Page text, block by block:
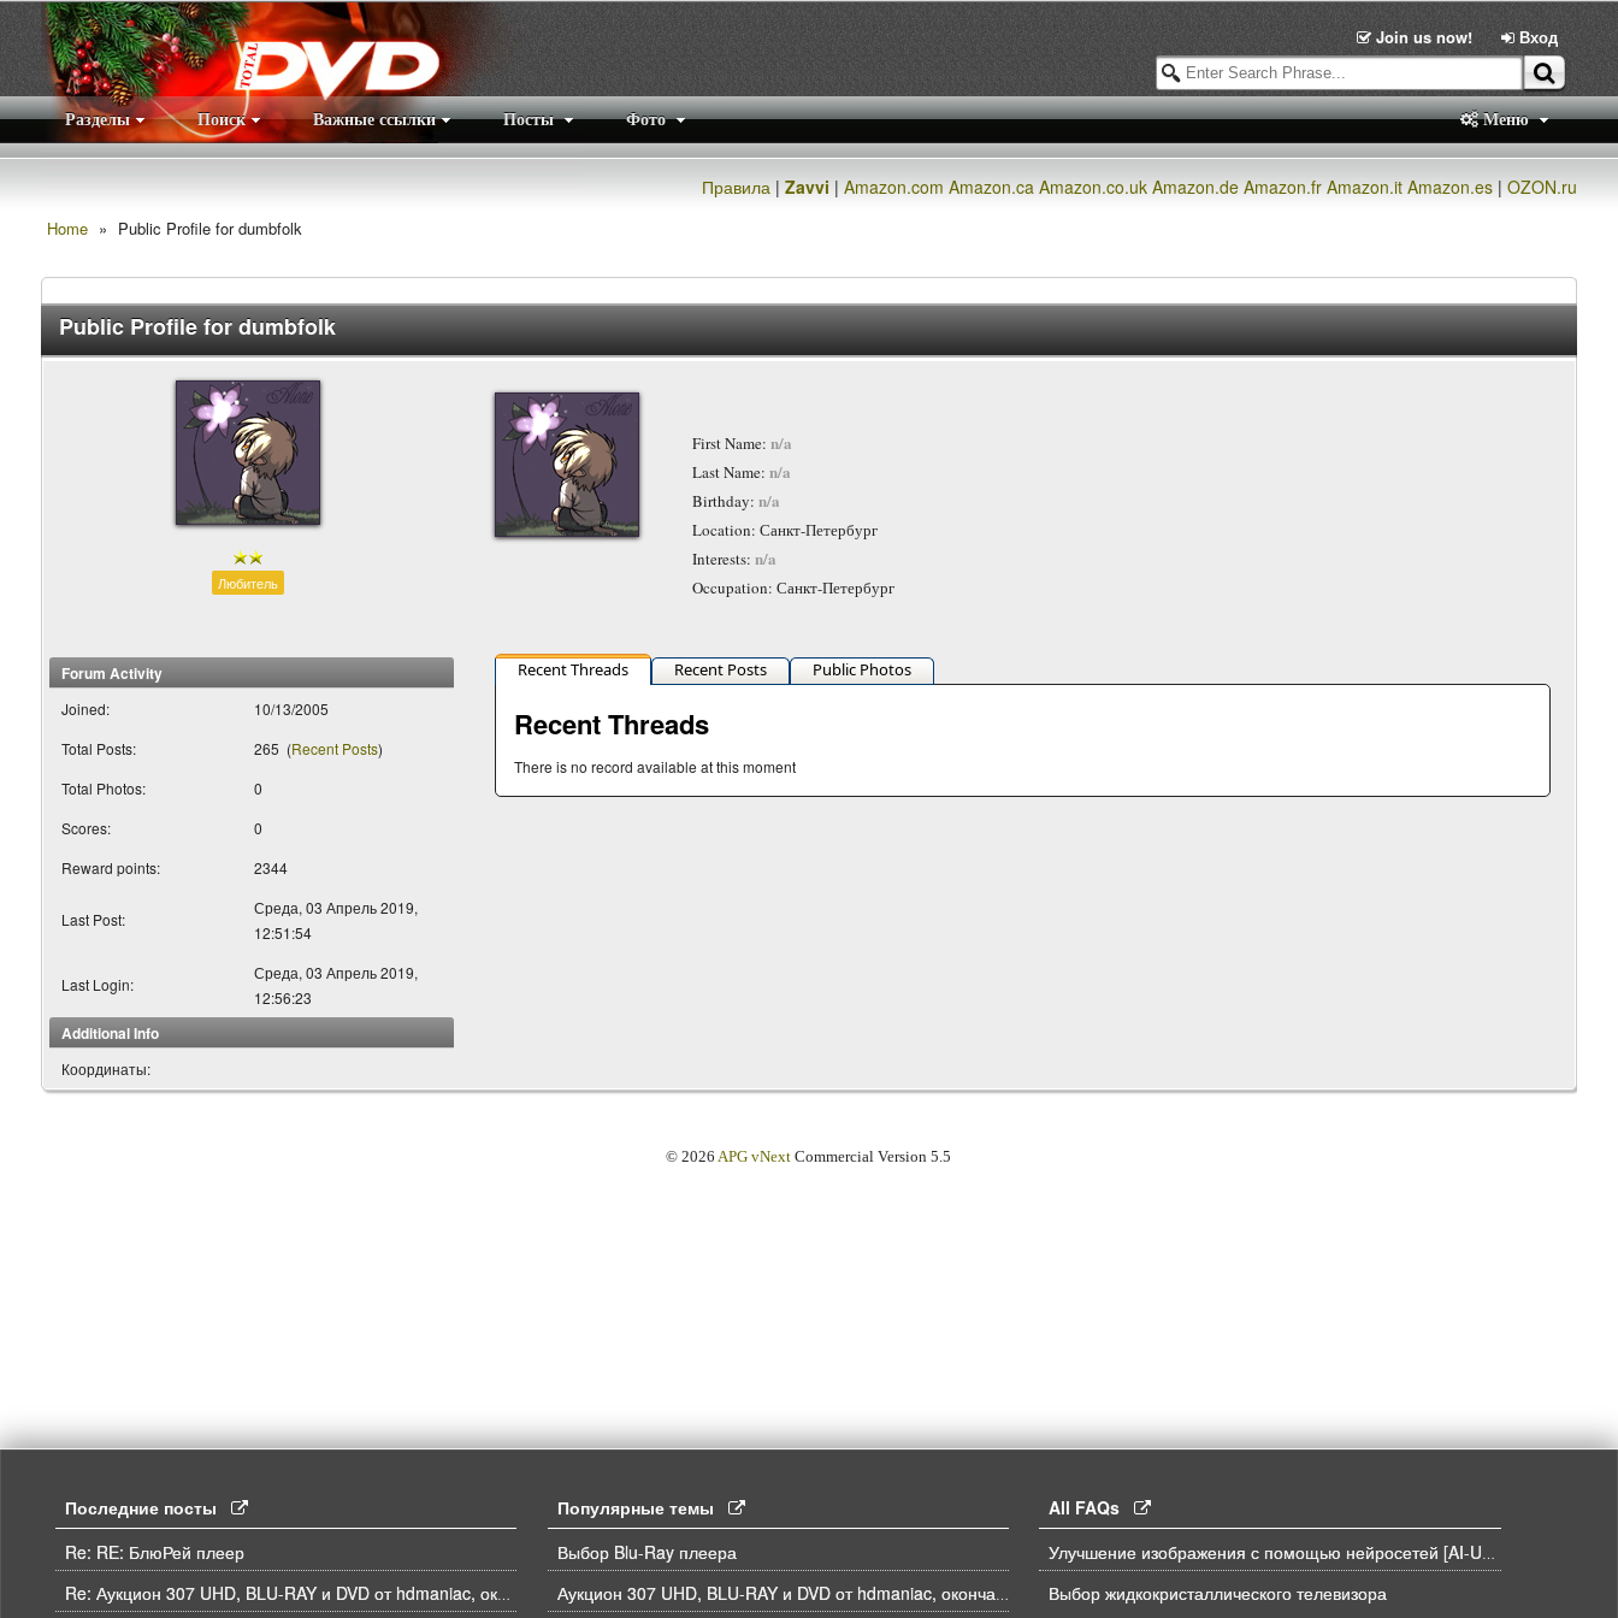
Join us now! Вход
Разделы Поиск Важные ссылки Посты Фото Меню
Правила |Zavvi |Amazon.com Amazon.ca Amazon.co.uk Amazon.de Amazon.fr Amazon.it Amazon.es |OZON.ru
Home » Public Profile for dumbfolk
Public Profile for dumbfolk
Любитель
Forum Activity
Joined:
10/13/2005
Total Posts:
265 (Recent Posts)
Total Photos:
0
Scores:
0
Reward points:
2344
Last Post:
Среда, 03 Апрель 2019,
12:51:54
Last Login:
Среда, 03 Апрель 2019,
12:56:23
Additional Info
Координаты:
First Name: n/a
Last Name: n/a
Birthday: n/a
Location: Санкт-Петербург
Interests: n/a
Occupation: Санкт-Петербург
Recent Threads Recent Posts Public Photos
Recent Threads
There is no record available at this moment
© 2026APG vNext Commercial Version 5.5
Последние посты
Re: RE: БлюРей плеер
Популярные темы
Выбор Blu-Ray плеера
All FAQs
Выбор жидкокристаллического телевизора